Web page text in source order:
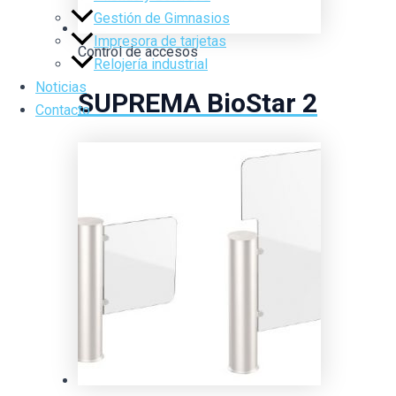
Gestión de Gimnasios
Impresora de tarjetas
Relojería industrial
Noticias
Contacto
Control de accesos
SUPREMA BioStar 2